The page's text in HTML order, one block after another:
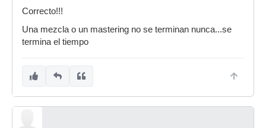
Correcto!!!
Una mezcla o un mastering no se terminan nunca...se
termina el tiempo